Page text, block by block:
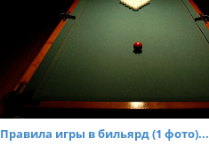
Правила игры в бильярд (1 фото)...